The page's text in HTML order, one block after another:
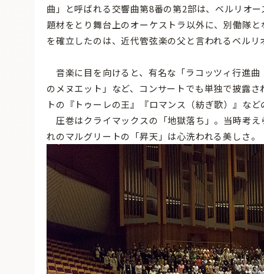
曲」と呼ばれる交響曲第8番の第2部は、ベルリオ
題材をとり舞台上のオーケストラ以外に、別働隊
を確立したのは、近代管弦楽の父と言われるベルリ
音楽に目を向けると、有名な「ラコッツィ行進
のメヌエット」など、コンサートでも単独で披露
トの『トゥーレの王』『ロマンス（紡ぎ歌）』な
圧巻はクライマックスの「地獄落ち」。当時考
れのマルグリートの「昇天」は心洗われる美しさ。